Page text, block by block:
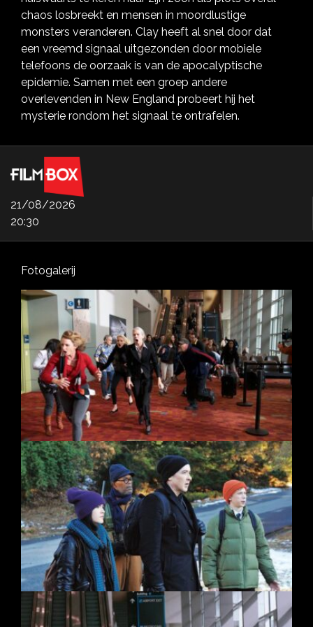
chaos losbreekt en mensen in moordlustige
monsters veranderen. Clay heeft al snel door dat
een vreemd signaal uitgezonden door mobiele
telefoons de oorzaak is van de apocalyptische
epidemie. Samen met een groep andere
overlevenden in New England probeert hij het
mysterie rondom het signaal te ontrafelen.
21/08/2026
20:30
Fotogalerij